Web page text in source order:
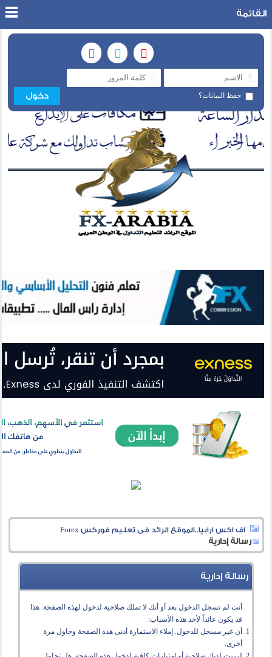
حفظ البيانات؟
القائمة
اف اكس ارابيا..الموقع الرائد فى تعليم فوركس Forex
رسالة إدارية
رسالة إدارية
أنت لم تسجل الدخول بعد أو أنك لا تملك صلاحية لدخول لهذه الصفحة. هذا
قد يكون عائداً لأحد هذه الأسباب:
أن غير مسجل للدخول. إملاء الاستمارة أدنى هذه الصفحة وحاول مرة
أخرى.